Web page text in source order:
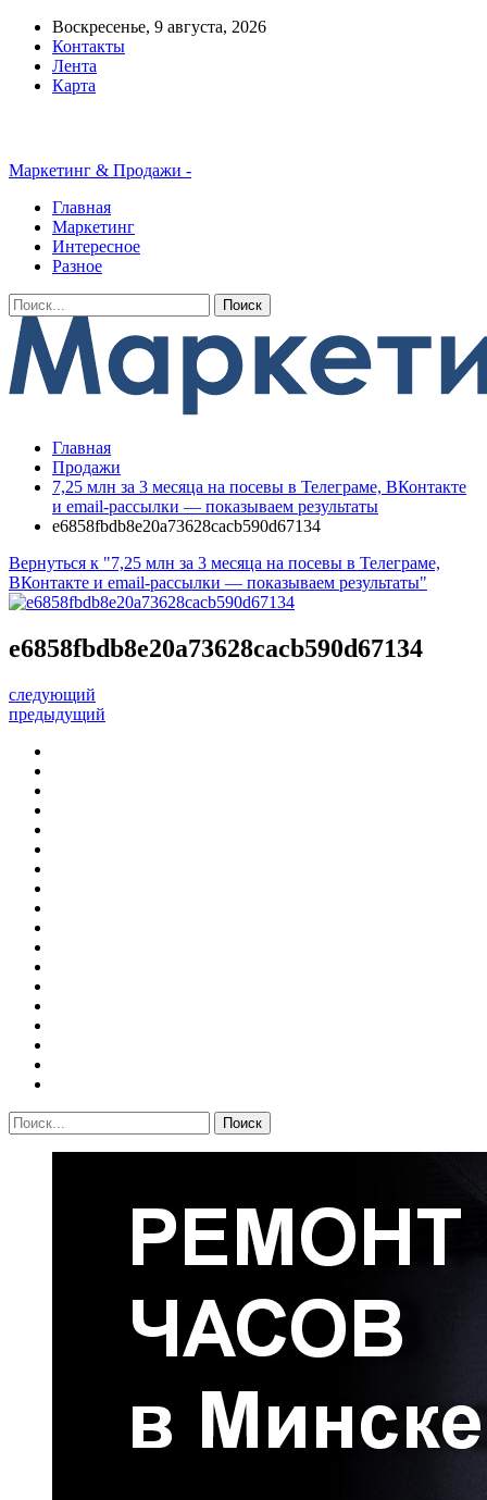
Воскресенье, 9 августа, 2026
Контакты
Лента
Карта
Маркетинг & Продажи -
Главная
Маркетинг
Интересное
Разное
Главная
Продажи
7,25 млн за 3 месяца на посевы в Телеграме, ВКонтакте
и email-рассылки — показываем результаты
e6858fbdb8e20a73628cacb590d67134
Вернуться к "7,25 млн за 3 месяца на посевы в Телеграме,
ВКонтакте и email-рассылки — показываем результаты"
e6858fbdb8e20a73628cacb590d67134
следующий
предыдущий